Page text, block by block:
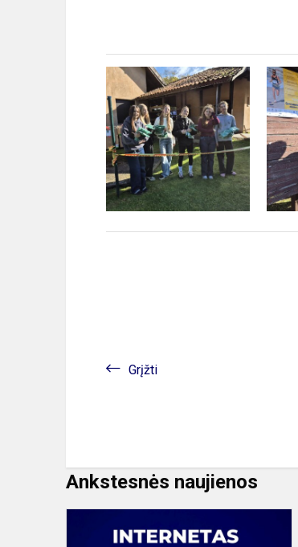
Grįžti
Ankstesnės naujienos